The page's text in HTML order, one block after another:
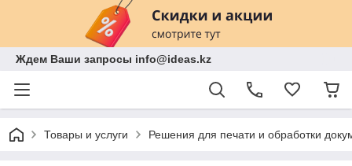
Ждем Ваши запросы info@ideas.kz
Товары и услуги Решения для печати и обработки